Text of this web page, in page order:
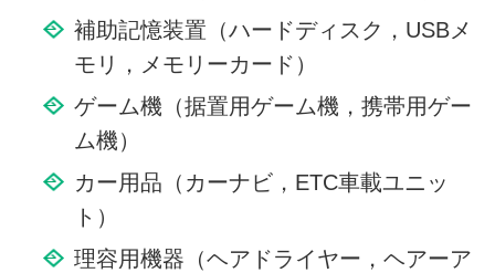
補助記憶装置（ハードディスク，USBメ
モリ，メモリーカード）
ゲーム機（据置用ゲーム機，携帯用ゲー
ム機）
カー用品（カーナビ，ETC車載ユニッ
ト）
理容用機器（ヘアドライヤー，ヘアーア